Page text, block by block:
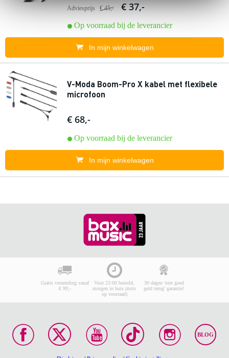
Adviesprijs € 45,- € 37,-
Op voorraad bij de leverancier
In mijn winkelwagen
V-Moda Boom-Pro X kabel met flexibele
microfoon
€ 68,-
Op voorraad bij de leverancier
In mijn winkelwagen
Gratis verzending vanaf
€ 99,-
Voor 23:00 besteld,
morgen in huis (mits
op voorraad)
30 dagen 'niet goed
geld terug' garantie!
BLOG